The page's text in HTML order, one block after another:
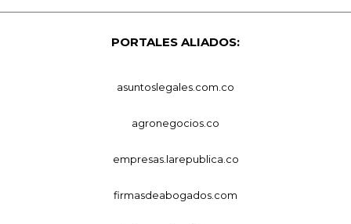
PORTALES ALIADOS:
asuntoslegales.com.co
agronegocios.co
empresas.larepublica.co
firmasdeabogados.com